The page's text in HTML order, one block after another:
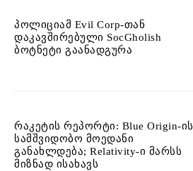
პოლიციამ Evil Corp-თან
დაკავშირებული SocGholish
ბოტნეტი გაანადგურა
რაკეტის რეპორტი: Blue Origin-ის
სამშვიდობო მოედანი
განახლდება; Relativity-ი მარსს
მიზნად ისახავს